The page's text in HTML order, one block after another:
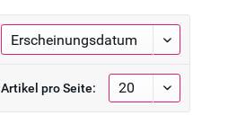
Artikel pro Seite: